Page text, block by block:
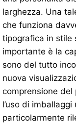
larghezza. Una
che funziona
tipografica in stile
importante è la
sono del tutto
nuova
comprensione del
l’uso di
particolarmente